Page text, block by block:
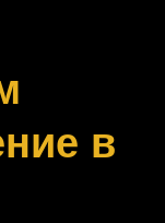
в